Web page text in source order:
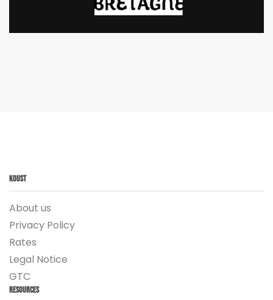
Koust
About us
Privacy Policy
Rates
Legal Notice
GTC
Resources